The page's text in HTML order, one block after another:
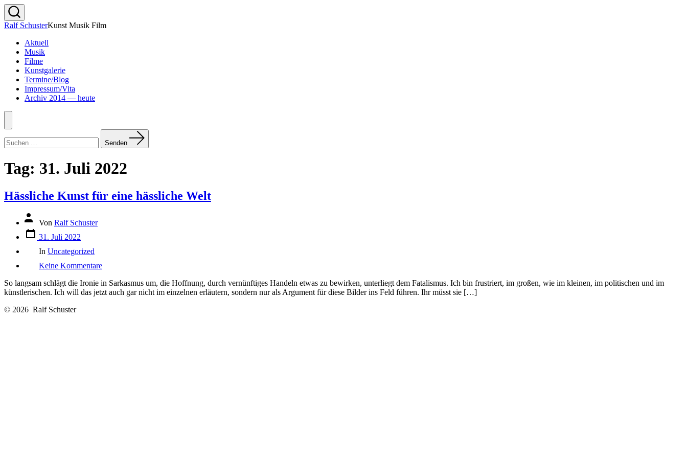
Zum
Inhalt
springen
Suche
ein-/ausblenden
Ralf SchusterKunst Musik Film
Aktuell
Musik
Filme
Kunstgalerie
Termine/Blog
Impressum/Vita
Archiv 2014 — heute
Menü
nach:
Senden
Tag: 31. Juli 2022
Hässliche Kunst für eine hässliche Welt
Beitragsautor
Von Ralf Schuster
Veröffentlichungsdatum
31. Juli 2022
In Uncategorized
Keine KommentareHässliche
Kunst
für
eine
So langsam schlägt die Ironie in Sarkasmus um, die Hoffnung, durch vernünftiges Handeln etwas zu bewirken, unterliegt dem Fatalismus. Ich bin frustriert, im großen, wie im kleinen, im politischen und im
künstlerischen. Ich will das jetzt auch gar nicht im einzelnen erläutern, sondern nur als Argument für diese Bilder ins Feld führen. Ihr müsst sie […]
© 2026 Ralf Schuster